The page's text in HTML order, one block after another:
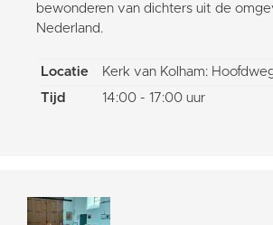
bewonderen van dichters uit de
Nederland.
Locatie
Kerk van Kolham:
Tijd
14:00 - 17:00 uur